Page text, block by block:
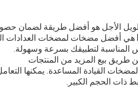
ذات الحجم الكبير.